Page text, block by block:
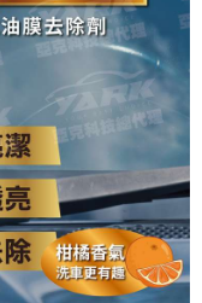
易完成。
需要取消訂單，請聯絡
效，需透過AFTEE先享
面顯示為準，若有關於
聯繫「AFTEE先享後付
support/home
先享後付」服務完成之交
交易相關給付款項請求債